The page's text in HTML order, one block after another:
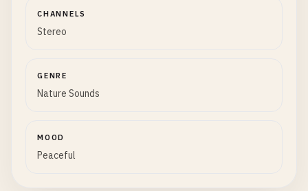
CHANNELS
Stereo
GENRE
Nature Sounds
MOOD
Peaceful